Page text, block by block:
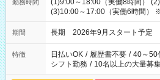
勤務時間
(1)9:00～18:00（実働8時間）
(3)10:00～17:00（実働6時間）
期間 長期 2026年9月スタート予定
特徴 日払いOK / 履歴書不要 / 40～50
シフト勤務 / 10名以上の大量募